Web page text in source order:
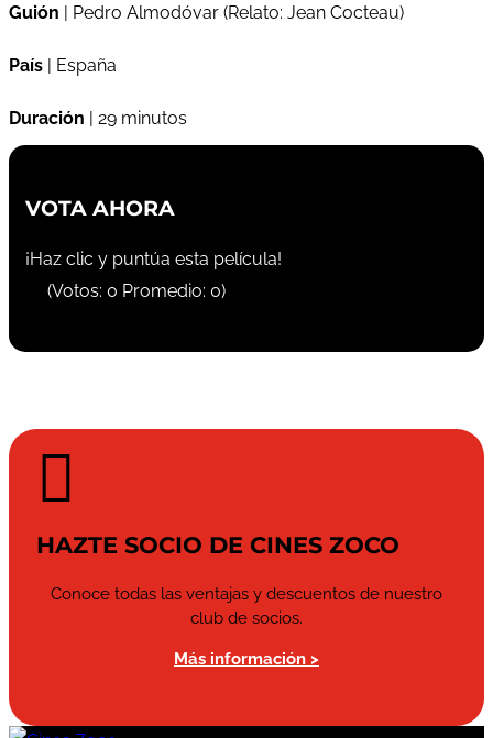
Guión | Pedro Almodóvar (Relato: Jean Cocteau)
País | España
Duración | 29 minutos
VOTA AHORA
¡Haz clic y puntúa esta película!
(Votos: 0 Promedio: 0)

HAZTE SOCIO DE CINES ZOCO
Conoce todas las ventajas y descuentos de nuestro
club de socios.
Más información >